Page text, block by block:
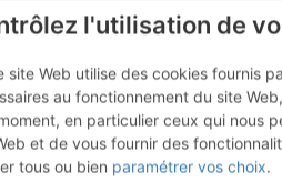
: Face E
l'utilisation de
site Web utilise des cookies fournis
au fonctionnement du site
en particulier ceux qui nous
et de vous fournir des
tous ou bien paramétrer vos choix.